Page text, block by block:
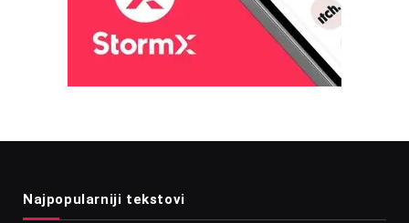
Najpopularniji tekstovi